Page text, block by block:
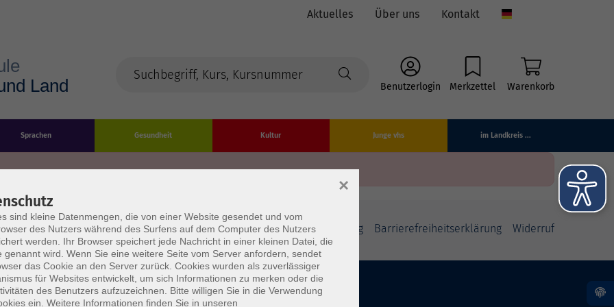
Aktuelles Über uns Kontakt
Benutzerlogin Merkzettel Warenkorb
Sprachen Gesundheit Kultur Junge vhs im Landkreis ...
Impressum Datenschutzerklärung AGB/Widerrufsbelehrung Barrierefreiheitserklärung Widerruf
sind kleine Datenmengen, die von einer Website gesendet und vom
des Nutzers während des Surfens auf dem Computer des Nutzers
werden. Ihr Browser speichert jede Nachricht in einer kleinen Datei, die
genannt wird. Wenn Sie eine weitere Seite vom Server anfordern, sendet
das Cookie an den Server zurück. Cookies wurden als zuverlässiger
für Websites entwickelt, um sich Informationen zu merken oder die
des Benutzers aufzuzeichnen. Bitte willigen Sie in die Verwendung
ein. Weitere Informationen finden Sie in unseren
×